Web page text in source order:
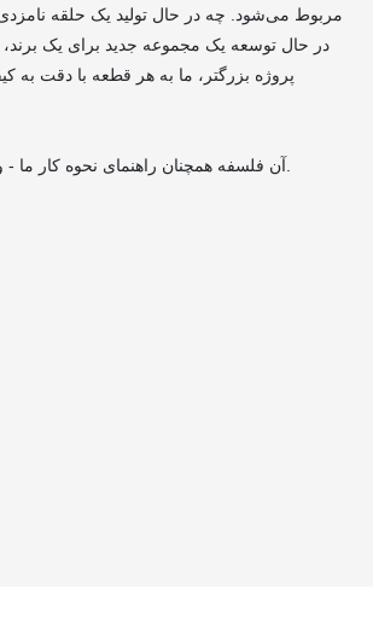
مربوط می‌شود. چه در حال تولید یک حلقه
در حال توسعه یک مجموعه جدید برای یک برند،
پروژه بزرگتر، ما به هر قطعه با دقت به
آن فلسفه همچنان راهنمای نحوه کار ما - و نحوه رشد ما - است.